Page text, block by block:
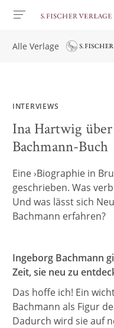
Alle Verlage
INTERVIEWS
Ina Hartwig
Bachmann-Buch
Eine ›Biographie in
geschrieben. Was
Und was lässt sich
Bachmann erfahren?
Ingeborg Bachmann
Zeit, sie neu zu
Das hoffe ich! Ein
Bachmann als Figur
Dadurch wird sie auf